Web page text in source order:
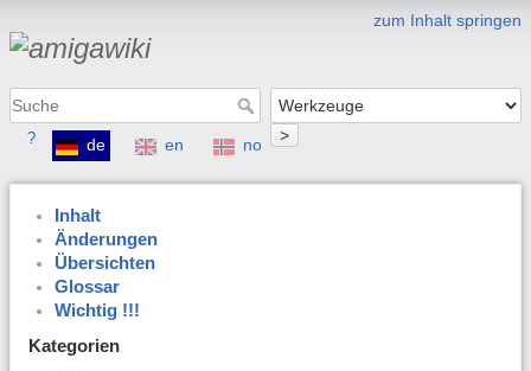
zum Inhalt springen
>
? de en no
Inhalt
Änderungen
Übersichten
Glossar
Wichtig !!!
Kategorien